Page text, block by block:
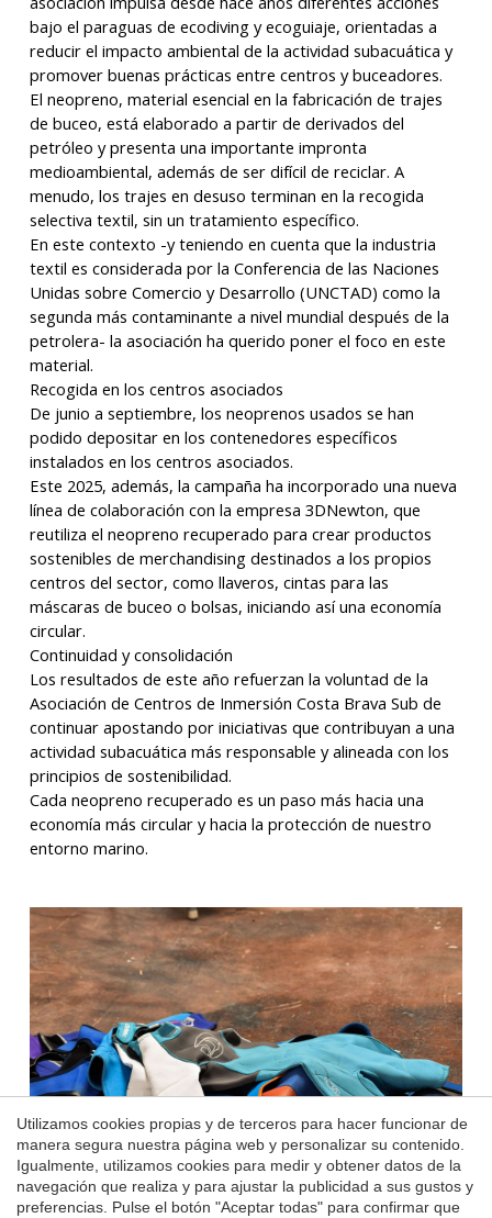
bajo el paraguas de ecodiving y ecoguiaje, orientadas a
reducir el impacto ambiental de la actividad subacuática y
promover buenas prácticas entre centros y buceadores.
El neopreno, material esencial en la fabricación de trajes
de buceo, está elaborado a partir de derivados del
petróleo y presenta una importante impronta
medioambiental, además de ser difícil de reciclar. A
menudo, los trajes en desuso terminan en la recogida
selectiva textil, sin un tratamiento específico.
En este contexto -y teniendo en cuenta que la industria
textil es considerada por la Conferencia de las Naciones
Unidas sobre Comercio y Desarrollo (UNCTAD) como la
segunda más contaminante a nivel mundial después de la
petrolera- la asociación ha querido poner el foco en este
material.
Recogida en los centros asociados
De junio a septiembre, los neoprenos usados ​​se han
podido depositar en los contenedores específicos
instalados en los centros asociados.
Este 2025, además, la campaña ha incorporado una nueva
línea de colaboración con la empresa 3DNewton, que
reutiliza el neopreno recuperado para crear productos
sostenibles de merchandising destinados a los propios
centros del sector, como llaveros, cintas para las
máscaras de buceo o bolsas, iniciando así una economía
circular.
Continuidad y consolidación
Los resultados de este año refuerzan la voluntad de la
Asociación de Centros de Inmersión Costa Brava Sub de
continuar apostando por iniciativas que contribuyan a una
actividad subacuática más responsable y alineada con los
principios de sostenibilidad.
Cada neopreno recuperado es un paso más hacia una
economía más circular y hacia la protección de nuestro
entorno marino.
Utilizamos cookies propias y de terceros para hacer funcionar de
manera segura nuestra página web y personalizar su contenido.
Igualmente, utilizamos cookies para medir y obtener datos de la
navegación que realiza y para ajustar la publicidad a sus gustos y
preferencias. Pulse el botón "Aceptar todas" para confirmar que
Guardar configuración Aceptar todas